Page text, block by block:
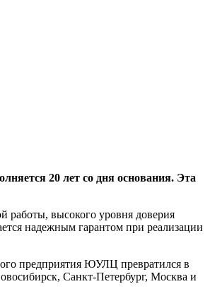
20 лет со дня основания. Эта
работы, высокого уровня доверия
надежным гарантом при реализации
предприятия ЮУЛЦ превратился в
Санкт-Петербург, Москва и